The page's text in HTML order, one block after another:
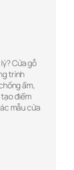
Cửa gỗ
trình
ẩm,
điểm
mẫu cửa